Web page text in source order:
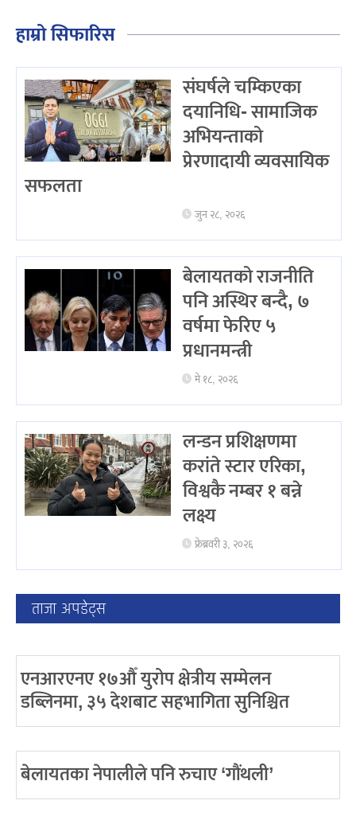
हाम्रो सिफारिस
संघर्षले चम्किएका
दयानिधि- सामाजिक
अभियन्ताको
प्रेरणादायी व्यवसायिक
सफलता
जुन २८, २०२६
बेलायतको राजनीति
पनि अस्थिर बन्दै, ७
वर्षमा फेरिए ५
प्रधानमन्त्री
मे १८, २०२६
लन्डन प्रशिक्षणमा
करांते स्टार एरिका,
विश्वकै नम्बर १ बन्ने
लक्ष्य
फ्रेब्रवरी ३, २०२६
ताजा अपडेट्स
एनआरएनए १७औँ युरोप क्षेत्रीय सम्मेलन
डब्लिनमा, ३५ देशबाट सहभागिता सुनिश्चित
बेलायतका नेपालीले पनि रुचाए ‘गौंथली’